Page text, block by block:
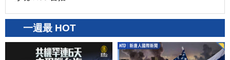
一週最 HOT